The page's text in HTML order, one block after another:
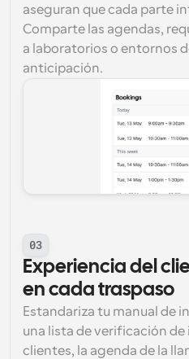
aseguran que cada parte
Comparte las agendas,
a laboratorios o entornos
anticipación.
03
Experiencia del
en cada traspaso
Estandariza tu manual de
una lista de verificación
clientes, la agenda de la